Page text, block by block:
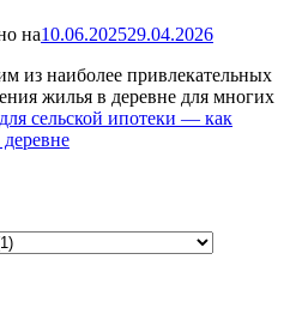
на10.06.202529.04.2026
из наиболее привлекательных
жилья в деревне для многих
сельской ипотеки — как